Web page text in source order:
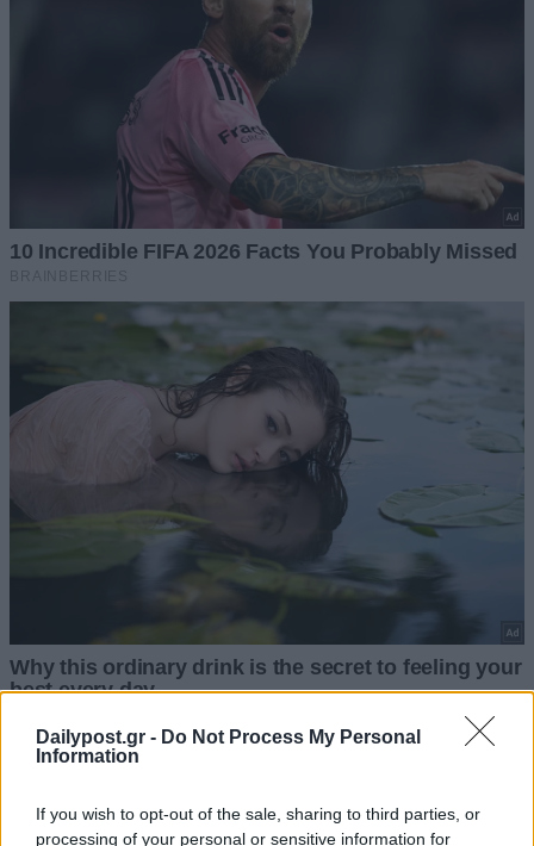
Dailypost.gr - Do Not Process My Personal
Information
If you wish to opt-out of the sale, sharing to third parties, or
processing of your personal or sensitive information for